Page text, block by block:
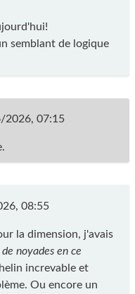
semblant de logique
2026, 07:15
08:55
la dimension, j'avais
noyades en ce
increvable et
Ou encore un